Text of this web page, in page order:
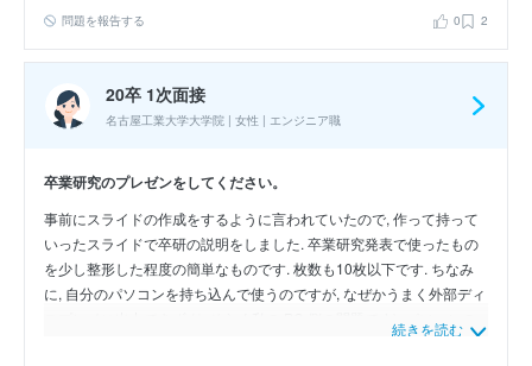
パラメータを少ない飛行試験でも不確かさを考慮して推定することが
問題を報告する 0 2
20卒 1次面接
名古屋工業大学大学院 | 女性 | エンジニア職
卒業研究のプレゼンをしてください。
事前にスライドの作成をするように言われていたので, 作って持って
いったスライドで卒研の説明をしました. 卒業研究発表で使ったもの
を少し整形した程度の簡単なものです. 枚数も10枚以下です. ちなみ
に, 自分のパソコンを持ち込んで使うのですが, なぜかうまく外部ディ
スプレイに出力できず (おそらく私の PC 側の問題です), パソコンの
画面をそのまま見せる形でやらせてもらいました. 卒業研究発表とほ
続きを読む